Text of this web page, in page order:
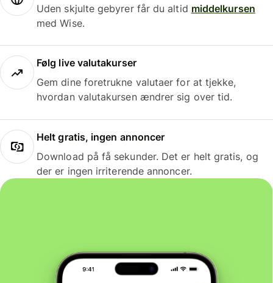
Uden skjulte gebyrer får du altid middelkursen
med Wise.
Følg live valutakurser
Gem dine foretrukne valutaer for at tjekke,
hvordan valutakursen ændrer sig over tid.
Helt gratis, ingen annoncer
Download på få sekunder. Det er helt gratis, og
der er ingen irriterende annoncer.